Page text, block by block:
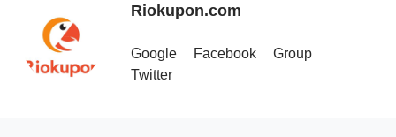
Riokupon.com
Google Facebook
Group
Twitter